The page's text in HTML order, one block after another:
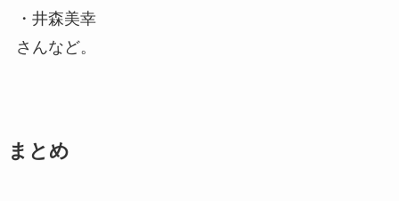
・井森美幸
さんなど。
まとめ